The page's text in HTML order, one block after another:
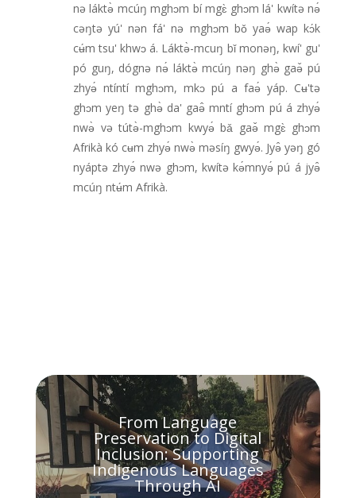
nə láktə̀ mcúŋ mghɔm bí mgɛ̀ ghɔm lá' kwítə nə́
cəŋtə yú' nən fá' nə mghɔm bǒ yaə́ wap kɔ́k
cʉ́m tsu' khwɔ á. Láktə̀-mcuŋ bǐ monəŋ, kwí' gu'
pó guŋ, dógnə nə́ láktə̀ mcúŋ nəŋ ghə̀ gaə̌ pú
zhyə́ ntíntí mghɔm, mkɔ pú a faə́ yáp. Cʉ'tə
ghɔm yeŋ tə ghə̀ da' gaə̂ mntí ghɔm pú á zhyə́
nwə̀ və tútə̀-mghɔm kwyə́ bǎ gaə̌ mgɛ̀ ghɔm
Afrikà kó cʉm zhyə́ nwə̀ məsíŋ gwyə́. Jyə̂ yəŋ gó
nyáptə zhyə́ nwə ghɔm, kwítə kə́mnyə́ pú á jyə̂
mcúŋ ntʉ́m Afrikà.
From Language
Preservation to Digital
Inclusion: Supporting
Indigenous Languages
Through AI